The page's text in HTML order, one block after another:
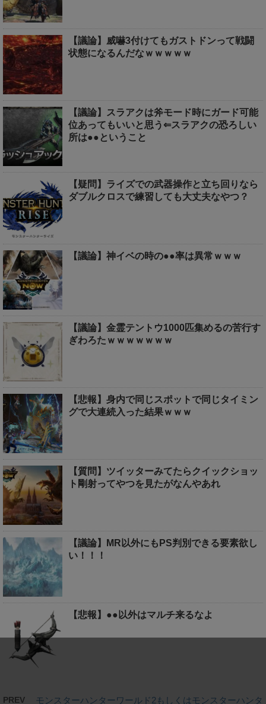
【議論】威嚇3付けてもガストドンって戦闘
状態になるんだなｗｗｗｗｗ
【議論】スラアクは斧モード時にガード可能
位あってもいいと思う⇐スラアクの恐ろしい
所は●●ということ
【疑問】ライズでの武器操作と立ち回りなら
ダブルクロスで練習しても大丈夫なやつ？
【議論】神イベの時の●●率は異常ｗｗｗ
【議論】金霊テントウ1000匹集めるの苦行す
ぎわろたｗｗｗｗｗｗｗ
【悲報】身内で同じスポットで同じタイミン
グで大連続入った結果ｗｗｗ
【質問】ツイッターみてたらクイックショッ
ト剛射ってやつを見たがなんやあれ
【議論】MR以外にもPS判別できる要素欲し
い！！！
【悲報】●●以外はマルチ来るなよ
PREV モンスターハンターワールド2もしくはモンスターハンタ